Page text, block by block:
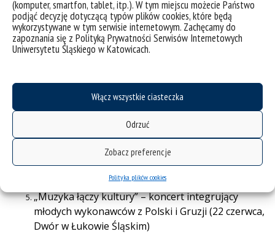
(komputer, smartfon, tablet, itp.). W tym miejscu możecie Państwo
podjąć decyzję dotyczącą typów plików cookies, które będą
wykorzystywane w tym serwisie internetowym. Zachęcamy do
zapoznania się z Polityką Prywatności Serwisów Internetowych
Uniwersytetu Śląskiego w Katowicach.
Włącz wszystkie ciasteczka
Odrzuć
Zobacz preferencje
Polityka plików cookies
kultury.
W programie znalazły się:
Koncert zespołów z Gruzji i Ustronia (19 czerwca,
elektroniką Dominika Kossakowskiego (20
czerwca, COK Dom Narodowy)
Nabożeństwo z udziałem ChAWAT i JKEnsemble
(21 czerwca, Goleszów)
„Muzyka w samo południe” – koncert Orkiestry
Kameralnej Towarzystwa Przyjaciół Filharmonii
Śląskiej (21 czerwca, PSM Cieszyn)
„Muzyka łączy kultury” – koncert integrujący
młodych wykonawców z Polski i Gruzji (22 czerwca,
Dwór w Łukowie Śląskim)